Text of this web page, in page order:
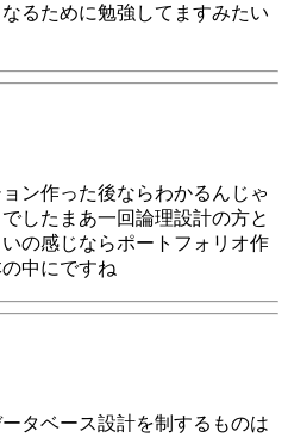
るために勉強してますみたい
ン作った後ならわかるんじゃ
したまあ一回論理設計の方と
の感じならポートフォリオ作
中にですね
タベース設計を制するものは